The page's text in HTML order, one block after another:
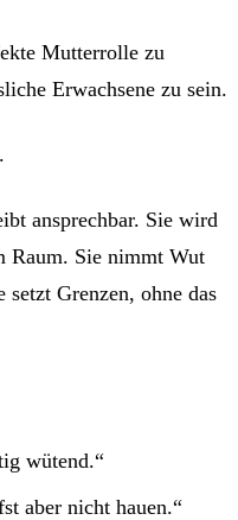
Mutterrolle zu
Erwachsene zu sein.
ansprechbar. Sie wird
Raum. Sie nimmt Wut
Grenzen, ohne das
wütend.“
aber nicht hauen.“